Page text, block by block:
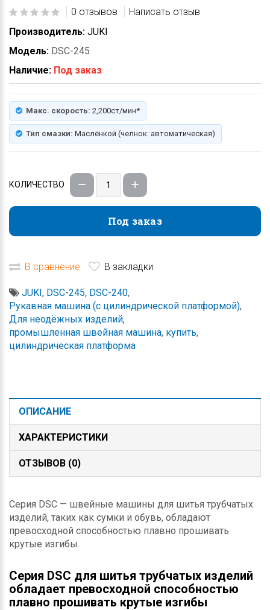
0 отзывов
Написать отзыв
Производитель: JUKI
Модель: DSC-245
Наличие: Под заказ
Макс. скорость: 2,200ст/мин*
Тип смазки: Маслёнкой (челнок: автоматическая)
КОЛИЧЕСТВО
Под заказ
Под заказ
В сравнение В закладки
JUKI, DSC-245, DSC-240,
Рукавная машина (с цилиндрической платформой),
Для неодёжных изделий,
промышленная швейная машина, купить,
цилиндрическая платформа
ОПИСАНИЕ
ХАРАКТЕРИСТИКИ
ОТЗЫВОВ (0)
Серия DSC — швейные машины для шитья трубчатых
изделий, таких как сумки и обувь, обладают
превосходной способностью плавно прошивать
крутые изгибы.
Серия DSC для шитья трубчатых изделий
обладает превосходной способностью
плавно прошивать крутые изгибы